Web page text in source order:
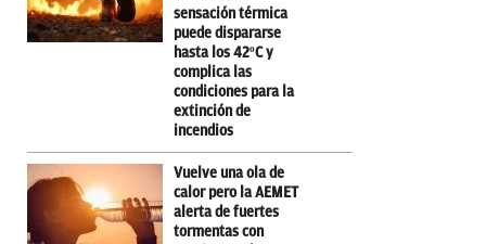
sensación térmica
puede dispararse
hasta los 42ºC y
complica las
condiciones para la
extinción de
incendios
Vuelve una ola de
calor pero la AEMET
alerta de fuertes
tormentas con